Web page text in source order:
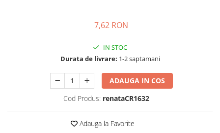
Convertoare de tensiune
Sisteme de stocare energie
7,62 RON
IN STOC
Durata de livrare: 1-2 saptamani
ADAUGA IN COS
Cod Produs: renataCR1632
Adauga la Favorite